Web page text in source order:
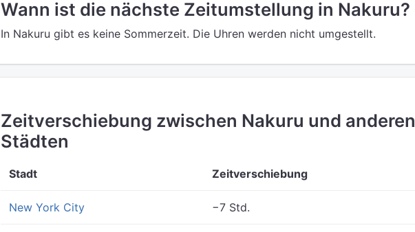
Wann ist die nächste Zeitumstellung in Nakuru?
In Nakuru gibt es keine Sommerzeit. Die Uhren werden nicht umgestellt.
Zeitverschiebung zwischen Nakuru und anderen
Städten
Stadt Zeitverschiebung
New York City −7 Std.